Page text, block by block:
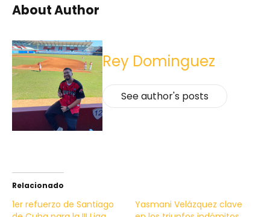
About Author
Rey Dominguez
See author's posts
Relacionado
1er refuerzo de Santiago
Yasmani Velázquez clave